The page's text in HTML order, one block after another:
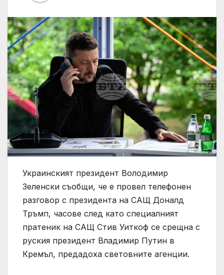
Украинският президент Володимир
Зеленски съобщи, че е провел телефонен
разговор с президента на САЩ Доналд
Тръмп, часове след като специалният
пратеник на САЩ Стив Уиткоф се срещна с
руския президент Владимир Путин в
Кремъл, предадоха световните агенции.